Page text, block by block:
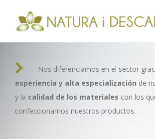
Nos diferenciamos en el sector
experiencia y alta especialización de
y la calidad de los materiales con los
confeccionamos nuestros productos.